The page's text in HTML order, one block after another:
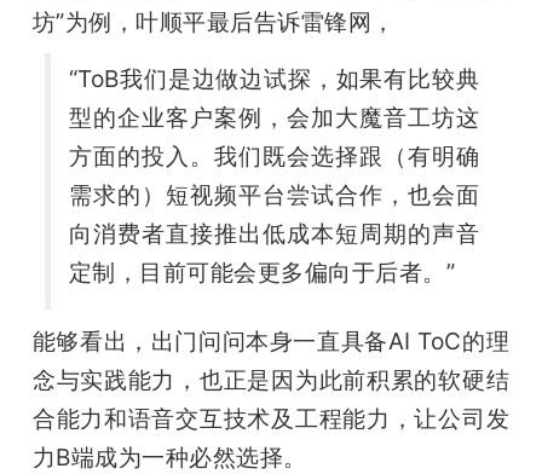
坊”为例，叶顺平最后告诉雷锋网，
“ToB我们是边做边试探，如果有比较典
型的企业客户案例，会加大魔音工坊这
方面的投入。我们既会选择跟（有明确
需求的）短视频平台尝试合作，也会面
向消费者直接推出低成本短周期的声音
定制，目前可能会更多偏向于后者。”
能够看出，出门问问本身一直具备AI ToC的理
念与实践能力，也正是因为此前积累的软硬结
合能力和语音交互技术及工程能力，让公司发
力B端成为一种必然选择。